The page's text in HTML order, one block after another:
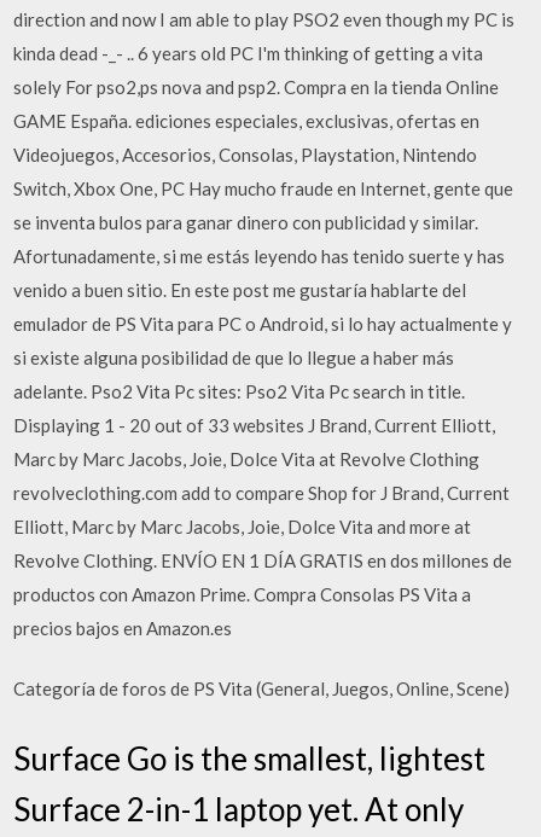
direction and now I am able to play PSO2 even though my PC is
kinda dead -_- .. 6 years old PC I'm thinking of getting a vita
solely For pso2,ps nova and psp2. Compra en la tienda Online
GAME España. ediciones especiales, exclusivas, ofertas en
Videojuegos, Accesorios, Consolas, Playstation, Nintendo
Switch, Xbox One, PC Hay mucho fraude en Internet, gente que
se inventa bulos para ganar dinero con publicidad y similar.
Afortunadamente, si me estás leyendo has tenido suerte y has
venido a buen sitio. En este post me gustaría hablarte del
emulador de PS Vita para PC o Android, si lo hay actualmente y
si existe alguna posibilidad de que lo llegue a haber más
adelante. Pso2 Vita Pc sites: Pso2 Vita Pc search in title.
Displaying 1 - 20 out of 33 websites J Brand, Current Elliott,
Marc by Marc Jacobs, Joie, Dolce Vita at Revolve Clothing
revolveclothing.com add to compare Shop for J Brand, Current
Elliott, Marc by Marc Jacobs, Joie, Dolce Vita and more at
Revolve Clothing. ENVÍO EN 1 DÍA GRATIS en dos millones de
productos con Amazon Prime. Compra Consolas PS Vita a
precios bajos en Amazon.es
Categoría de foros de PS Vita (General, Juegos, Online, Scene)
Surface Go is the smallest, lightest
Surface 2-in-1 laptop yet. At only